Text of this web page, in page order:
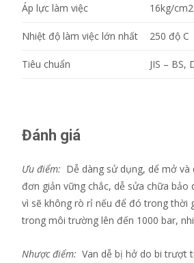
Áp lực làm việc 16kg/
Nhiệt độ làm việc lớn nhất 250 độ C
Tiêu chuẩn JIS – BS,
Đánh giá
Ưu điểm: Dễ dàng sử dụng, dể mở và
đơn giản vững chắc, dễ sửa chữa bảo
vì sẽ không rò rỉ nếu để đó trong thời
trong môi trường lên đến 1000 bar,
Nhược điểm: Van dễ bị hở do bi trượt